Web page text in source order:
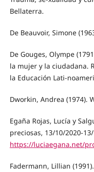
Bellaterra.
De Beauvoir, Simone
De Gouges, Olympe
la mujer y la ciudadana.
la Educación Lati-
Dworkin, Andrea (1974).
Egaña Rojas, Lucía y
preciosas, 13/10/2020-
https://luciaegana.net/
Fadermann, Lillian